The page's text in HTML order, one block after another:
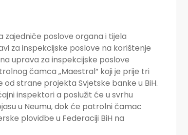
zajedniče poslove organa i tijela
za inspekcijske poslove na korištenje
uprava za inspekcijske poslove
čamca „Maestral” koji je prije tri
strane projekta Svjetske banke u BiH.
inspektori a poslužit će u svrhu
u Neumu, dok će patrolni čamac
plovidbe u Federaciji BiH na